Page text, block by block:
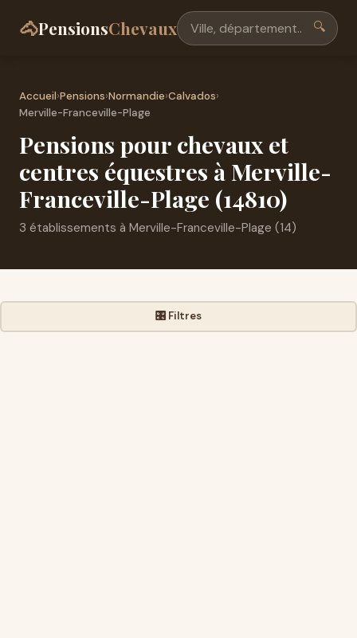
🐴PensionsChevaux 🔍
Accueil›Pensions›Normandie›Calvados›
Merville-Franceville-Plage
Pensions pour chevaux et
centres équestres à Merville-
Franceville-Plage (14810)
3 établissements à Merville-Franceville-Plage (14)
🎛️ Filtres